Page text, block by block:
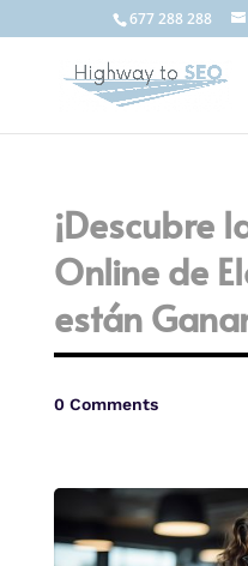
677 288 288
¡Descubre
Online de
están
0 Comments